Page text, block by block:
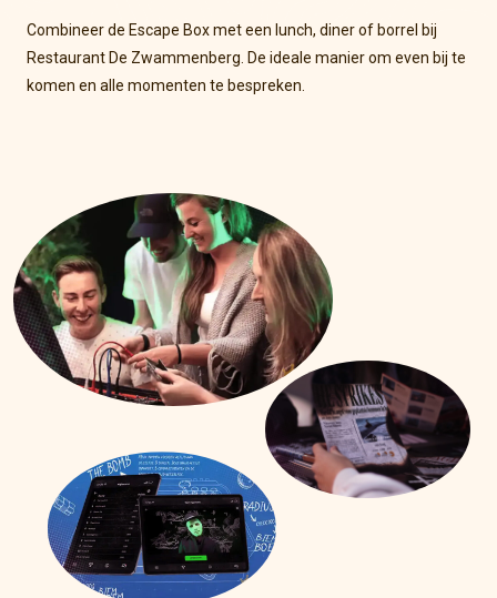
Combineer de Escape Box met een lunch, diner of borrel bij
Restaurant De Zwammenberg. De ideale manier om even bij te
komen en alle momenten te bespreken.